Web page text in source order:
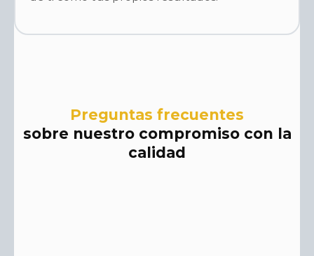
Preguntas frecuentes
sobre nuestro compromiso con la
calidad